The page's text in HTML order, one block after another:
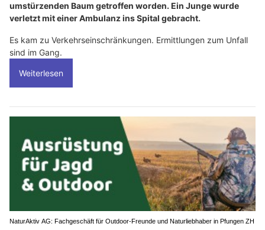
umstürzenden Baum getroffen worden. Ein Junge wurde
verletzt mit einer Ambulanz ins Spital gebracht.
Es kam zu Verkehrseinschränkungen. Ermittlungen zum Unfall
sind im Gang.
Weiterlesen
NaturAktiv AG: Fachgeschäft für Outdoor-Freunde und Naturliebhaber in Pfungen ZH